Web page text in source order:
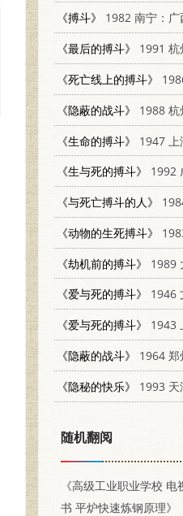
《搏斗》
1982 南宁：
《最后的搏斗》
1991 杭州
《死亡线上的搏斗》
1986
《隐蔽的战斗》
1988 杭州
《生命的搏斗》
1947 上
《生与死的搏斗》
1992 成
《与死亡搏斗的人》
《动物的生死搏斗》
1983
《劫机前的搏斗》
1989
《爱与死的搏斗》
1946
《爱与死的搏斗》
1943
《隐蔽的战斗》
1964 郑
《隐秘的快乐》
1993 天津
随机翻阅
《高级工业职业学校 电
书 平炉快速炼钢原理》